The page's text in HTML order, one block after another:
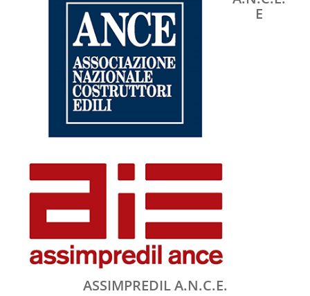
E
ASSIMPREDIL A.N.C.E.